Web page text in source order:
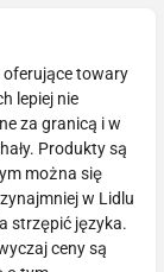
oferujące towary
lepiej nie
za granicą i w
Produkty są
można się
w Lidlu
strzępić języka.
ceny są